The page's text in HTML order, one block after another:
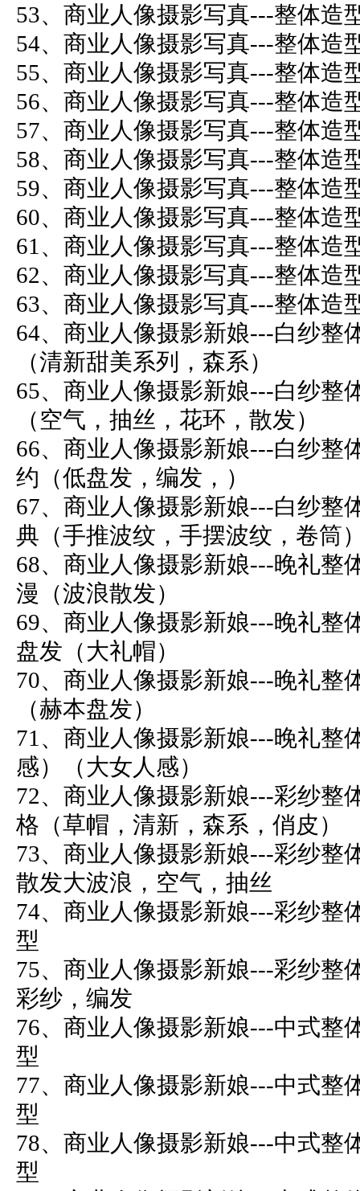
53、商业人像摄影写真---整体
54、商业人像摄影写真---整体
55、商业人像摄影写真---整体
56、商业人像摄影写真---整体
57、商业人像摄影写真---整体
58、商业人像摄影写真---整体
59、商业人像摄影写真---整体
60、商业人像摄影写真---整体
61、商业人像摄影写真---整体
62、商业人像摄影写真---整体
63、商业人像摄影写真---整体
64、商业人像摄影新娘---白纱
（清新甜美系列，森系）
65、商业人像摄影新娘---白纱
（空气，抽丝，花环，散发）
66、商业人像摄影新娘---白纱
约（低盘发，编发，）
67、商业人像摄影新娘---白纱
典（手推波纹，手摆波纹，卷筒
68、商业人像摄影新娘---晚礼
漫（波浪散发）
69、商业人像摄影新娘---晚礼
盘发（大礼帽）
70、商业人像摄影新娘---晚礼
（赫本盘发）
71、商业人像摄影新娘---晚礼
感）（大女人感）
72、商业人像摄影新娘---彩纱
格（草帽，清新，森系，俏皮）
73、商业人像摄影新娘---彩纱
散发大波浪，空气，抽丝
74、商业人像摄影新娘---彩纱
型
75、商业人像摄影新娘---彩纱
彩纱，编发
76、商业人像摄影新娘---中式
型
77、商业人像摄影新娘---中式
型
78、商业人像摄影新娘---中式
型